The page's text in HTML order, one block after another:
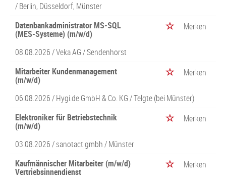
/ Berlin, Düsseldorf, Münster
Datenbankadministrator MS-SQL
(MES-Systeme) (m/w/d)
Merken
08.08.2026 /Veka AG/ Sendenhorst
Mitarbeiter Kundenmanagement
(m/w/d)
Merken
06.08.2026 /Hygi.de GmbH & Co. KG/ Telgte (bei Münster)
Elektroniker für Betriebstechnik
(m/w/d)
Merken
03.08.2026 /sanotact gmbh/ Münster
Kaufmännischer Mitarbeiter (m/w/d)
Vertriebsinnendienst
Merken